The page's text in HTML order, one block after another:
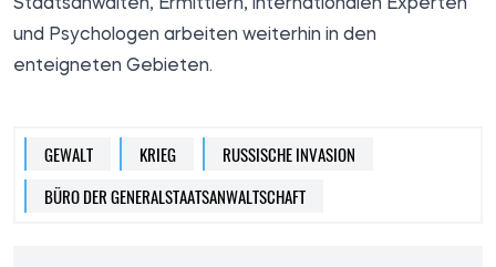
Staatsanwälten, Ermittlern, internationalen Experten
und Psychologen arbeiten weiterhin in den
enteigneten Gebieten.
GEWALT KRIEG
RUSSISCHE INVASION
BÜRO DER GENERALSTAATSANWALTSCHAFT